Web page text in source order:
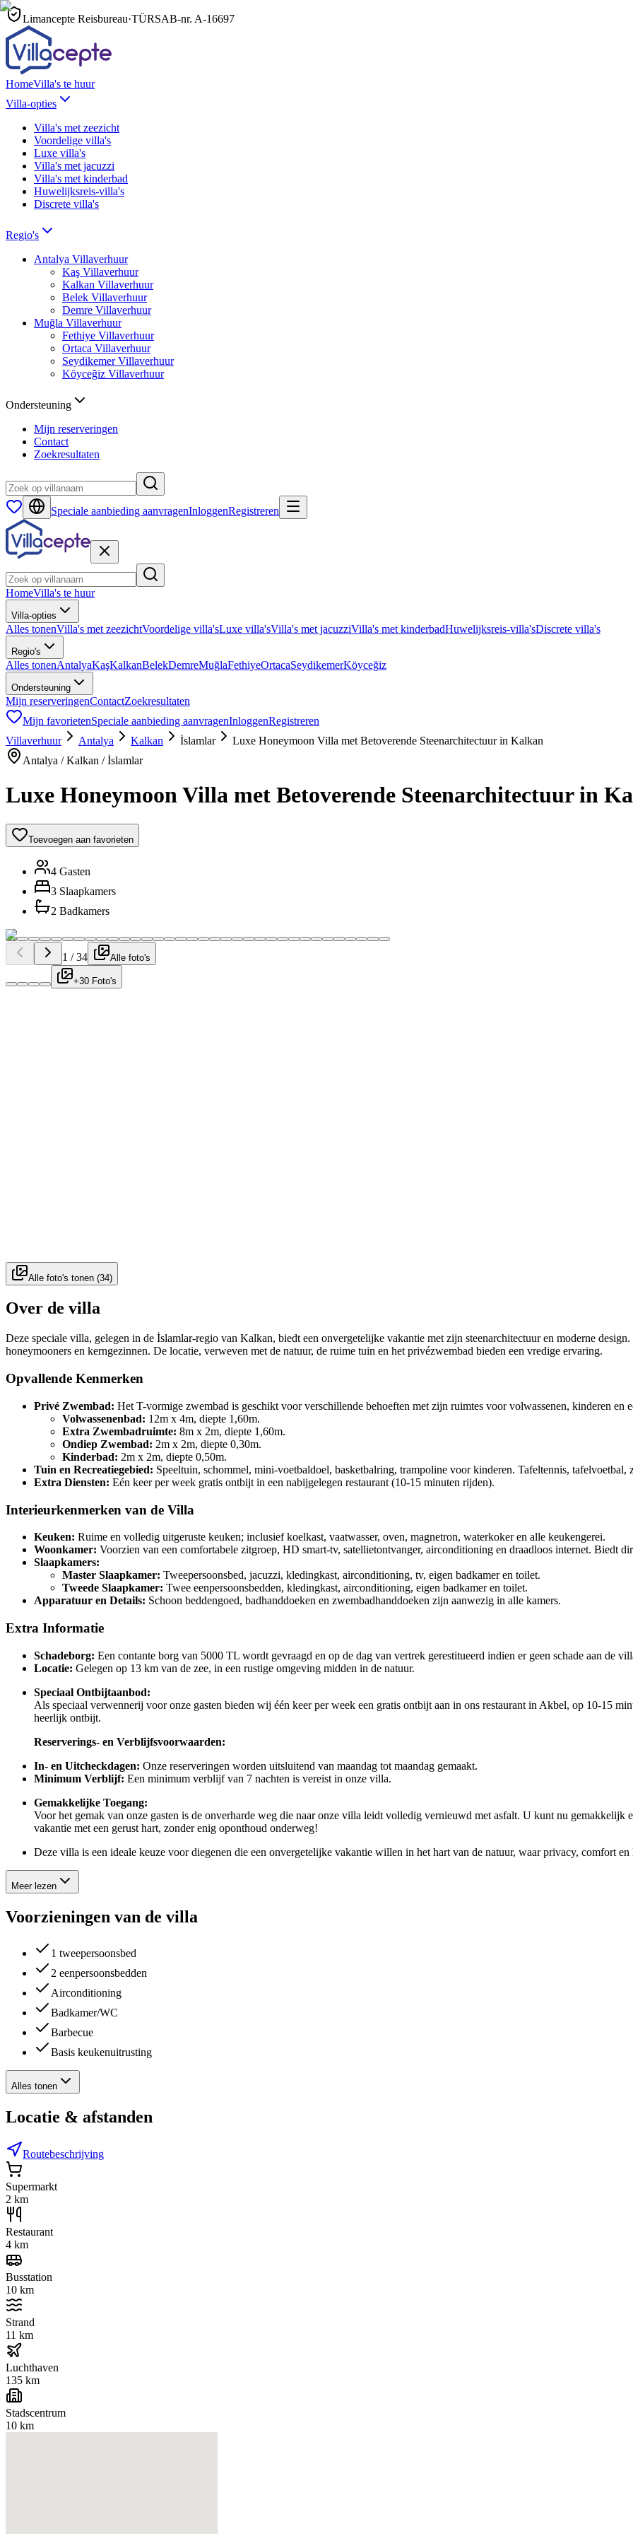
Limancepte Reisbureau·TÜRSAB-nr. A-16697
HomeVilla's te huur
Villa-opties
Villa's met zeezicht
Voordelige villa's
Luxe villa's
Villa's met jacuzzi
Villa's met kinderbad
Huwelijksreis-villa's
Discrete villa's
Regio's
Antalya Villaverhuur
Kaş Villaverhuur
Kalkan Villaverhuur
Belek Villaverhuur
Demre Villaverhuur
Muğla Villaverhuur
Fethiye Villaverhuur
Ortaca Villaverhuur
Seydikemer Villaverhuur
Köyceğiz Villaverhuur
Ondersteuning
Mijn reserveringen
Contact
Zoekresultaten
Speciale aanbieding aanvragenInloggenRegistreren
HomeVilla's te huur
Villa-opties
Alles tonenVilla's met zeezichtVoordelige villa'sLuxe villa'sVilla's met jacuzziVilla's met kinderbadHuwelijksreis-villa'sDiscrete villa's
Regio's
Alles tonenAntalyaKaşKalkanBelekDemreMuğlaFethiyeOrtacaSeydikemerKöyceğiz
Ondersteuning
Mijn reserveringenContactZoekresultaten
Mijn favorietenSpeciale aanbieding aanvragenInloggenRegistreren
Villaverhuur
Antalya Kalkan İslamlar
Luxe Honeymoon Villa met Betoverende Steenarchitectuur in Kalkan
Antalya / Kalkan / İslamlar
Luxe Honeymoon Villa met Betoverende Steenarchitectuur in
Toevoegen aan favorieten
4 Gasten
3 Slaapkamers
2 Badkamers
1 /34 Alle foto's
+30 Foto's
Alle foto's tonen (34)
Over de villa
Deze speciale villa, gelegen in de İslamlar-regio van Kalkan, biedt een onvergetelijke vakantie met zijn steenarchitectuur en moderne
honeymooners en kerngezinnen. De locatie, verweven met de natuur, de ruime tuin en het privézwembad bieden een vredige ervaring.
Opvallende Kenmerken
Privé Zwembad: Het T-vormige zwembad is geschikt voor verschillende behoeften met zijn ruimtes voor volwassenen, kinderen en
Volwassenenbad: 12m x 4m, diepte 1,60m.
Extra Zwembadruimte: 8m x 2m, diepte 1,60m.
Ondiep Zwembad: 2m x 2m, diepte 0,30m.
Kinderbad: 2m x 2m, diepte 0,50m.
Tuin en Recreatiegebied: Speeltuin, schommel, mini-voetbaldoel, basketbalring, trampoline voor kinderen. Tafeltennis,
Extra Diensten: Eén keer per week gratis ontbijt in een nabijgelegen restaurant (10-15 minuten rijden).
Interieurkenmerken van de Villa
Keuken: Ruime en volledig uitgeruste keuken; inclusief koelkast, vaatwasser, oven, magnetron, waterkoker en alle keukengerei.
Woonkamer: Voorzien van een comfortabele zitgroep, HD smart-tv, satellietontvanger, airconditioning en draadloos internet. Biedt
Slaapkamers:
Master Slaapkamer: Tweepersoonsbed, jacuzzi, kledingkast, airconditioning, tv, eigen badkamer en toilet.
Tweede Slaapkamer: Twee eenpersoonsbedden, kledingkast, airconditioning, eigen badkamer en toilet.
Apparatuur en Details: Schoon beddengoed, badhanddoeken en zwembadhanddoeken zijn aanwezig in alle kamers.
Extra Informatie
Schadeborg: Een contante borg van 5000 TL wordt gevraagd en op de dag van vertrek gerestitueerd indien er geen schade aan de
Locatie: Gelegen op 13 km van de zee, in een rustige omgeving midden in de natuur.
Speciaal Ontbijtaanbod:
Als speciaal verwennerij voor onze gasten bieden wij één keer per week een gratis ontbijt aan in ons restaurant in Akbel, op 10-15
heerlijk ontbijt.
Reserverings- en Verblijfsvoorwaarden:
In- en Uitcheckdagen: Onze reserveringen worden uitsluitend van maandag tot maandag gemaakt.
Minimum Verblijf: Een minimum verblijf van 7 nachten is vereist in onze villa.
Gemakkelijke Toegang:
Voor het gemak van onze gasten is de onverharde weg die naar onze villa leidt volledig vernieuwd met asfalt. U kunt nu gemakkelijk
vakantie met een gerust hart, zonder enig oponthoud onderweg!
Deze villa is een ideale keuze voor diegenen die een onvergetelijke vakantie willen in het hart van de natuur, waar privacy, comfort en
Meer lezen
Voorzieningen van de villa
1 tweepersoonsbed
2 eenpersoonsbedden
Airconditioning
Badkamer/WC
Barbecue
Basis keukenuitrusting
Alles tonen
Locatie & afstanden
Routebeschrijving
Supermarkt
2 km
Restaurant
4 km
Busstation
10 km
Strand
11 km
Luchthaven
135 km
Stadscentrum
10 km